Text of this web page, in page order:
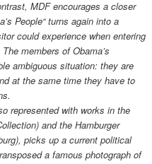
MDF encourages a closer
People“ turns again into a
could experience when entering
members of Obama’s
ambiguous situation: they are
at the same time they have to
represented with works in the
and the Hamburger
picks up a current political
a famous photograph of